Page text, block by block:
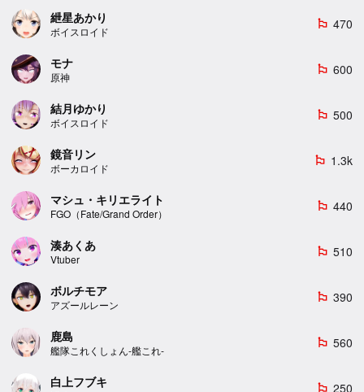
紲星あかり
ボイスロイド
emoji_flags 470
モナ
原神
emoji_flags 600
結月ゆかり
ボイスロイド
emoji_flags 500
鏡音リン
ボーカロイド
emoji_flags 1.3k
マシュ・キリエライト
FGO（Fate/Grand Order）
emoji_flags 440
湊あくあ
Vtuber
emoji_flags 510
ボルチモア
アズールレーン
emoji_flags 390
鹿島
艦隊これくしょん-艦これ-
emoji_flags 560
白上フブキ emoji_flags 250